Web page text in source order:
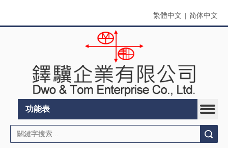
繁體中文 简体中文
功能表